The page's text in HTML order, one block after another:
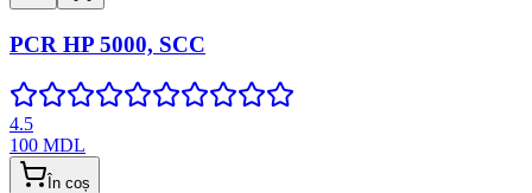
PCR HP 5000, SCC
4.5
100 MDL
În coș